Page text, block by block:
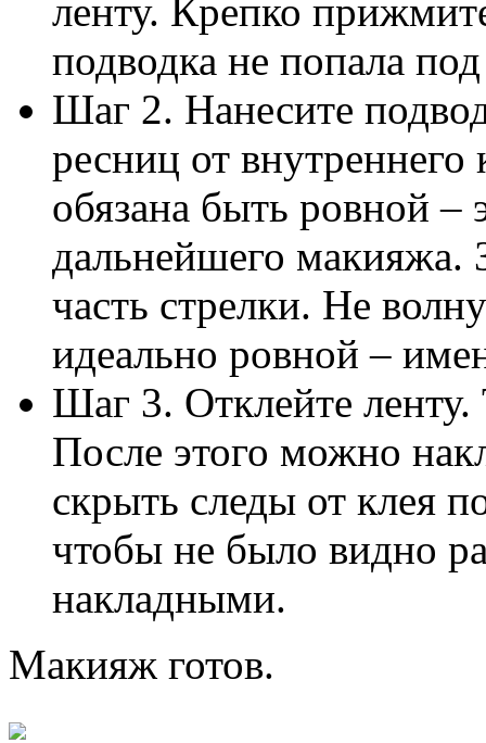
ленту. Крепко
подводка не попала
Шаг 2. Нанесите
ресниц от
обязана быть ровной –
дальнейшего
часть стрелки. Не
идеально ровной –
Шаг 3. Отклейте ленту.
После этого можно
скрыть следы от клея
чтобы не было видно
накладными.
Макияж готов.